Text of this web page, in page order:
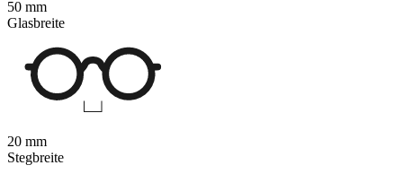
50 mm
Glasbreite
20 mm
Stegbreite